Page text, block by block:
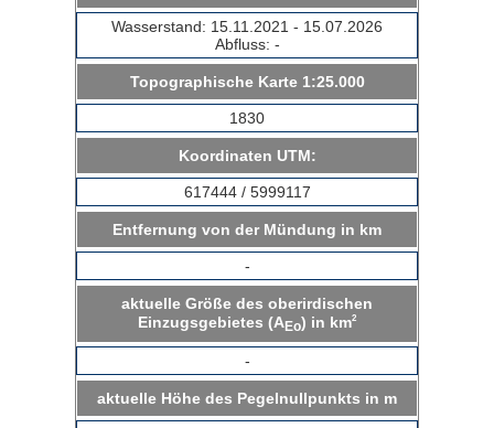
Wasserstand: 15.11.2021 - 15.07.2026
Abfluss: -
Topographische Karte 1:25.000
1830
Koordinaten UTM:
617444 / 5999117
Entfernung von der Mündung in km
-
aktuelle Größe des oberirdischen
Einzugsgebietes (AEo) in km2
-
aktuelle Höhe des Pegelnullpunkts in m